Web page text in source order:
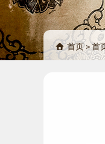
 首页>首